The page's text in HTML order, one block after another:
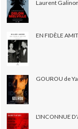
Laurent Galinon
EN FIDÈLE
GOUROU de
L'INCONNUE